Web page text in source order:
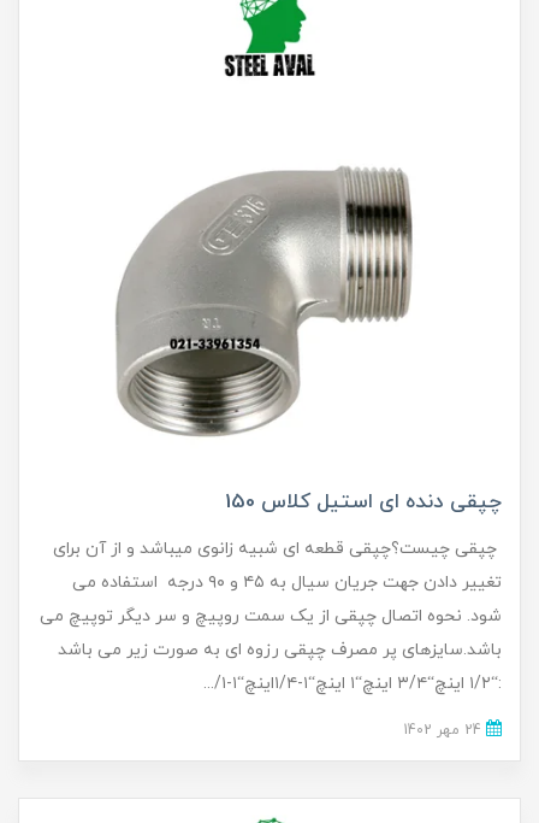
چپقی دنده ای استیل کلاس 150
چپقی چیست؟چپقی قطعه ای شبیه زانوی میباشد و از آن برای
تغییر دادن جهت جریان سیال به ۴۵ و ۹۰ درجه استفاده می
شود. نحوه اتصال چپقی از یک سمت روپیچ و سر دیگر توپیچ می
باشد.سایزهای پر مصرف چپقی رزوه ای به صورت زیر می باشد
:“۱/۲ اینچ“۳/۴ اینچ“۱ اینچ“۱-۱/۴اینچ“۱-۱/...